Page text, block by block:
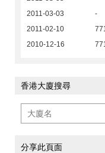
2011-03-03
-
2011-02-10
2010-12-16
香港大廈搜尋
分享此頁面